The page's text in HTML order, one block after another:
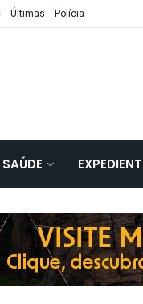
Últimas Polícia
SAÚDE